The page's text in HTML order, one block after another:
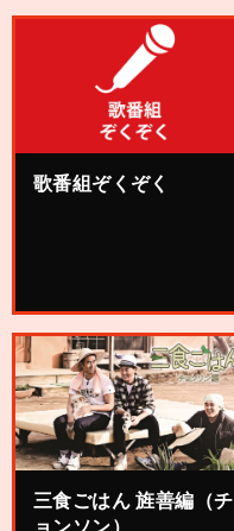
歌番組ぞくぞく
三食ごはん 旌善編（チ
ョンソン）